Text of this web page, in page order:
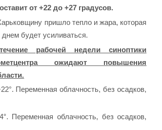
от +22 до +27 градусов.
пришло тепло и жара, которая
будет усиливаться.
рабочей недели синоптики
ожидают повышения
Переменная облачность, без осадков,
Переменная облачность, без осадков,